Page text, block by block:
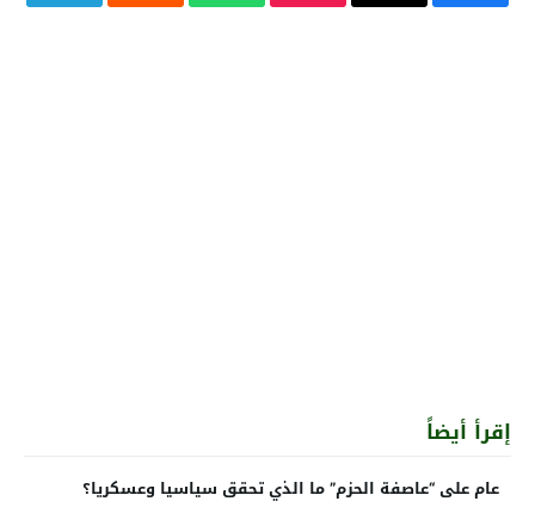
إقرأ أيضاً
عام على “عاصفة الحزم” ما الذي تحقق سياسيا وعسكريا؟